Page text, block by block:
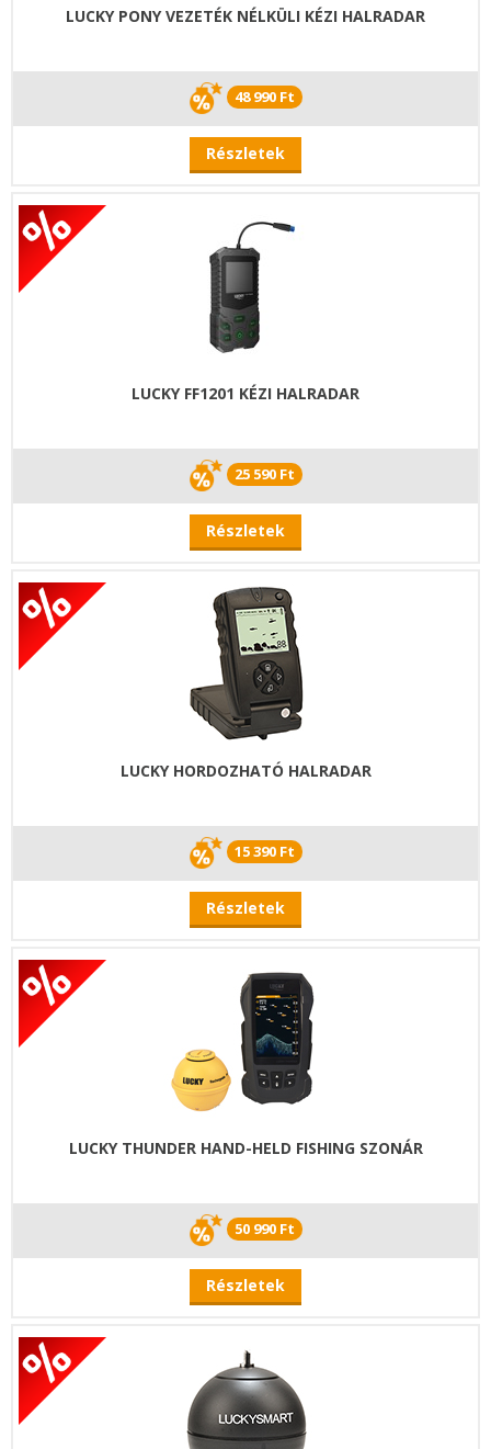
LUCKY PONY VEZETÉK NÉLKÜLI KÉZI HALRADAR
48 990 Ft
Részletek
LUCKY FF1201 KÉZI HALRADAR
25 590 Ft
Részletek
LUCKY HORDOZHATÓ HALRADAR
15 390 Ft
Részletek
LUCKY THUNDER HAND-HELD FISHING SZONÁR
50 990 Ft
Részletek